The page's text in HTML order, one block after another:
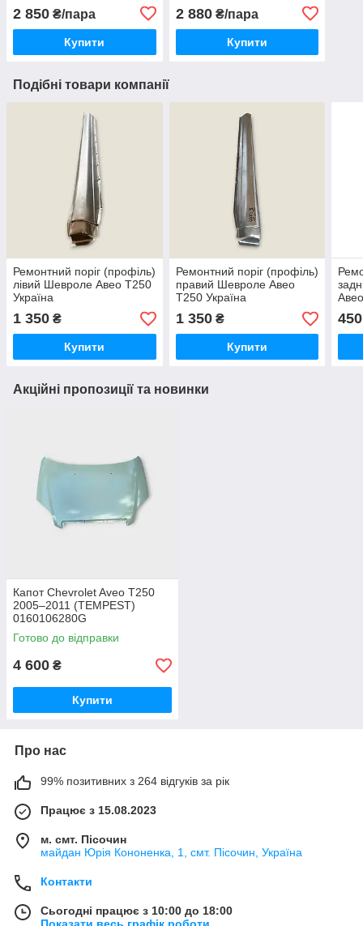
Т200хетчбек
2 850 ₴/пара
Купити
2 880₴/пара
Купити
Подібні товари компанії
Ремонтний поріг (профіль)
лівий Шевроле Авео T250
Україна
1 350 ₴
Купити
Ремонтний поріг (профіль)
правий Шевроле Авео
Т250 Україна
1 350₴
Купити
450
Акційні пропозиції та новинки
Капот Chevrolet Aveo T250
2005–2011 (TEMPEST)
0160106280G
Готово до відправки
4 600 ₴
Купити
Про нас
99% позитивних з 264 відгуків за рік
Працює з 15.08.2023
м. смт. Пісочин
майдан Юрія Кононенка, 1, смт. Пісочин, Україна
Контакти
Сьогодні працює з 10:00 до 18:00